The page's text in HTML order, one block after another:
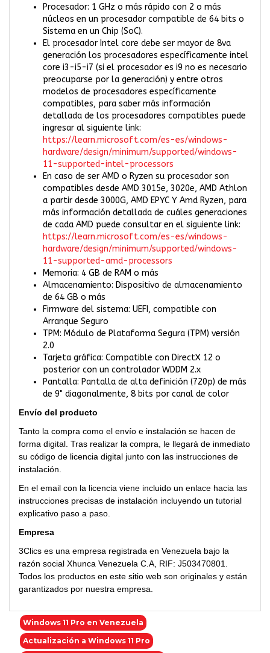
Procesador: 1 GHz o más rápido con 2 o más
núcleos en un procesador compatible de 64 bits o
Sistema en un Chip (SoC).
El procesador Intel core debe ser mayor de 8va
generación los procesadores específicamente intel
core i3-i5-i7 (si el procesador es i9 no es necesario
preocuparse por la generación) y entre otros
modelos de procesadores específicamente
compatibles, para saber más información
detallada de los procesadores compatibles puede
ingresar al siguiente link:
https://learn.microsoft.com/es-es/windows-
hardware/design/minimum/supported/windows-
11-supported-intel-processors
En caso de ser AMD o Ryzen su procesador son
compatibles desde AMD 3015e, 3020e, AMD Athlon
a partir desde 3000G, AMD EPYC Y Amd Ryzen, para
más información detallada de cuáles generaciones
de cada AMD puede consultar en el siguiente link:
https://learn.microsoft.com/es-es/windows-
hardware/design/minimum/supported/windows-
11-supported-amd-processors
Memoria: 4 GB de RAM o más
Almacenamiento: Dispositivo de almacenamiento
de 64 GB o más
Firmware del sistema: UEFI, compatible con
Arranque Seguro
TPM: Módulo de Plataforma Segura (TPM) versión
2.0
Tarjeta gráfica: Compatible con DirectX 12 o
posterior con un controlador WDDM 2.x
Pantalla: Pantalla de alta definición (720p) de más
de 9" diagonalmente, 8 bits por canal de color
Envío del producto
Tanto la compra como el envío e instalación se hacen de
forma digital. Tras realizar la compra, le llegará de inmediato
su código de licencia digital junto con las instrucciones de
instalación.
En el email con la licencia viene incluido un enlace hacia las
instrucciones precisas de instalación incluyendo un tutorial
explicativo paso a paso.
Empresa
3Clics es una empresa registrada en Venezuela bajo la
razón social Xhunca Venezuela C.A, RIF: J503470801.
Todos los productos en este sitio web son originales y están
garantizados por nuestra empresa.
Windows 11 Pro en Venezuela
Actualización a Windows 11 Pro